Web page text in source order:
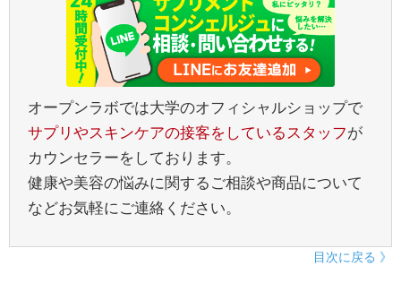
オープンラボでは大学のオフィシャルショップで
サプリやスキンケアの接客をしているスタッフが
カウンセラーをしております。
健康や美容の悩みに関するご相談や商品について
などお気軽にご連絡ください。
目次に戻る 》